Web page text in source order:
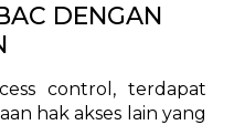
DENGAN
control, terdapat
hak akses lain yang